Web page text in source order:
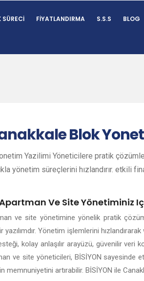
SÜRECI FIYATLANDIRMA S.S.S BLOG
Blok
Yazilimi Yöneticilere pratik
yönetim süreçlerini hızlandırır. etkili
Ve Site Yönetiminiz
ve site yönetimine yönelik pratik
yazılımdır. Yönetim işlemlerini
kolay anlaşılır arayüzü, güvenilir veri
ve site yöneticileri, BİSİYON sayesinde
memnuniyetini artırabilir. BİSİYON ile